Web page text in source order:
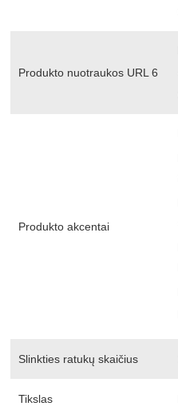
Produkto nuotraukos URL 6
Produkto akcentai
Slinkties ratukų skaičius
Tikslas